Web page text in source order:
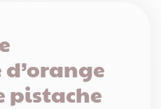
pistache